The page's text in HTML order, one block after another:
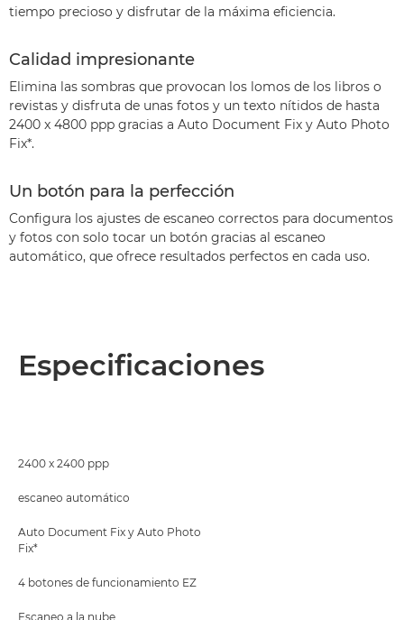
tiempo precioso y disfrutar de la máxima eficiencia.
Calidad impresionante
Elimina las sombras que provocan los lomos de los libros o
revistas y disfruta de unas fotos y un texto nítidos de hasta
2400 x 4800 ppp gracias a Auto Document Fix y Auto Photo
Fix*.
Un botón para la perfección
Configura los ajustes de escaneo correctos para documentos
y fotos con solo tocar un botón gracias al escaneo
automático, que ofrece resultados perfectos en cada uso.
Especificaciones
2400 x 2400 ppp
escaneo automático
Auto Document Fix y Auto Photo
Fix*
4 botones de funcionamiento EZ
Escaneo a la nube